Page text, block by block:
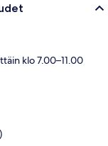
klo 7.00–11.00